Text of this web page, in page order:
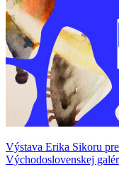
Výstava Erika Sikoru
Východoslovenskej